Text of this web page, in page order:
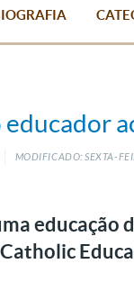
MODIFICADO: SEXTA-
educação